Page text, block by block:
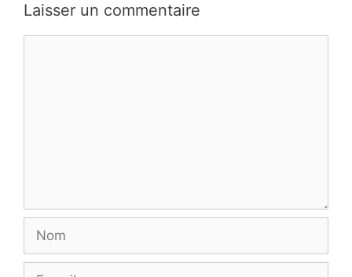
Laisser un commentaire
Nom